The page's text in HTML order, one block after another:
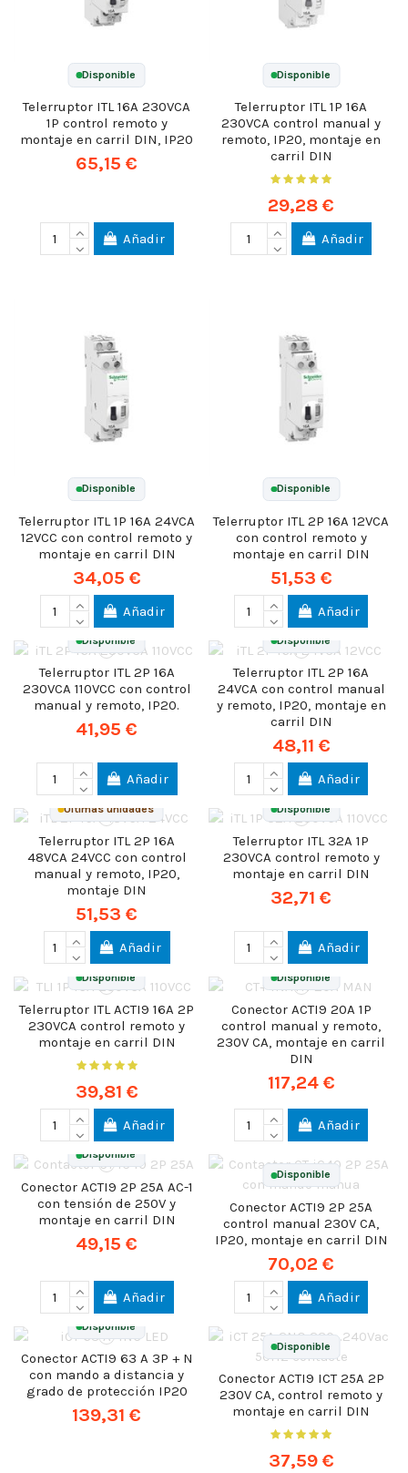
Disponible
Telerruptor ITL 16A 230VCA
1P control remoto y
montaje en carril DIN, IP20
65,15 €
Añadir
Disponible
Telerruptor ITL 1P 16A
230VCA control manual y
remoto, IP20, montaje en
carril DIN
29,28 €
Añadir
Disponible
Telerruptor ITL 1P 16A 24VCA
12VCC con control remoto y
montaje en carril DIN
34,05 €
Añadir
Disponible
Telerruptor ITL 2P 16A 12VCA
con control remoto y
montaje en carril DIN
51,53 €
Añadir
Disponible
Telerruptor ITL 2P 16A
230VCA 110VCC con control
manual y remoto, IP20.
41,95 €
Añadir
Disponible
Telerruptor ITL 2P 16A
24VCA con control manual
y remoto, IP20, montaje en
carril DIN
48,11 €
Añadir
Últimas unidades
Telerruptor ITL 2P 16A
48VCA 24VCC con control
manual y remoto, IP20,
montaje DIN
51,53 €
Añadir
Disponible
Telerruptor ITL 32A 1P
230VCA control remoto y
montaje en carril DIN
32,71 €
Añadir
Disponible
Telerruptor ITL ACTI9 16A 2P
230VCA control remoto y
montaje en carril DIN
39,81 €
Añadir
Disponible
Conector ACTI9 20A 1P
control manual y remoto,
230V CA, montaje en carril
DIN
117,24 €
Añadir
Disponible
Conector ACTI9 2P 25A AC-1
con tensión de 250V y
montaje en carril DIN
49,15 €
Añadir
Disponible
Conector ACTI9 2P 25A
control manual 230V CA,
IP20, montaje en carril DIN
70,02 €
Añadir
Disponible
Conector ACTI9 63 A 3P + N
con mando a distancia y
grado de protección IP20
139,31 €
Disponible
Conector ACTI9 ICT 25A 2P
230V CA, control remoto y
montaje en carril DIN
37,59 €